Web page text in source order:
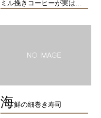
ミル挽きコーヒーが実は…
海鮮の細巻き寿司